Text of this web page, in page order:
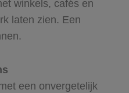
winkels, cafés en
laten zien. Een
een onvergetelijk